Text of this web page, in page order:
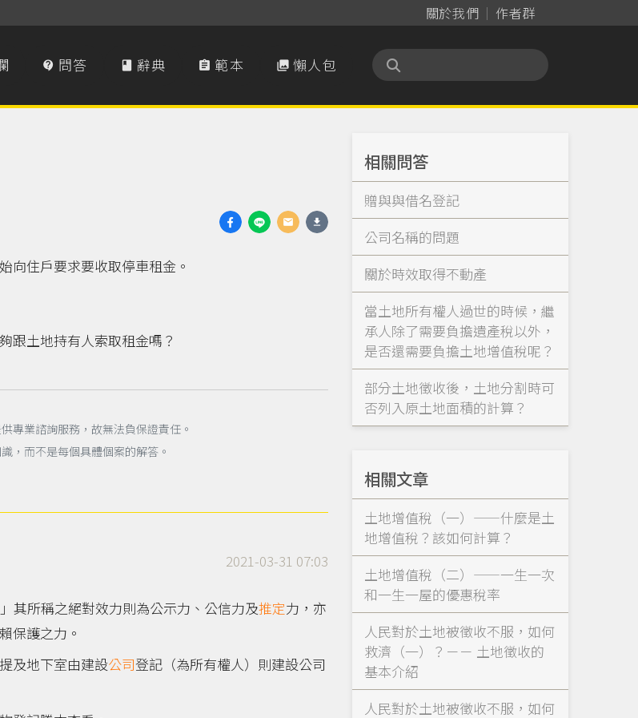
關於我們 作者群
 問答  辭典  範本  懶人包
向住戶要求要收取停車租金。
跟土地持有人索取租金嗎？
專業諮詢服務，故無法負保證責任。
，而不是每個具體個案的解答。
2021-03-31 07:03
其所稱之絕對效力則為公示力、公信力及推定力，亦
保護之力。
及地下室由建設公司登記（為所有權人）則建設公司
相關問答
贈與與借名登記
公司名稱的問題
關於時效取得不動產
當土地所有權人過世的時候，繼
承人除了需要負擔遺產稅以外，
是否還需要負擔土地增值稅呢？
部分土地徵收後，土地分割時可
否列入原土地面積的計算？
相關文章
土地增值稅（一）——什麼是土
地增值稅？該如何計算？
土地增值稅（二）——一生一次
和一生一屋的優惠稅率
人民對於土地被徵收不服，如何
救濟（一）？－－ 土地徵收的
基本介紹
人民對於土地被徵收不服，如何